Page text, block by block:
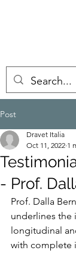
Post
- Prof.
Dravet Italia
Oct 11, 2022 1
Prof. Dalla
underlines the
longitudinal
with complete